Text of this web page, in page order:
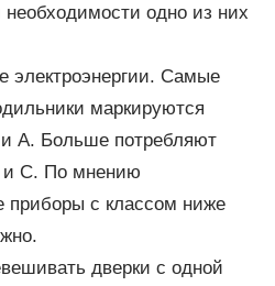
необходимости одно из них
электроэнергии. Самые
маркируются
А. Больше потребляют
и С. По мнению
приборы с классом ниже
дверки с одной